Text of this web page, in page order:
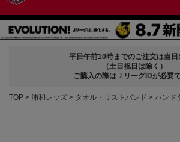
平日午前10時までのご注文は当日
（土日祝日は除く）
ご購入の際はＪリーグIDが必要で
TOP 浦和レッズ タオル・リストバンド ハンド